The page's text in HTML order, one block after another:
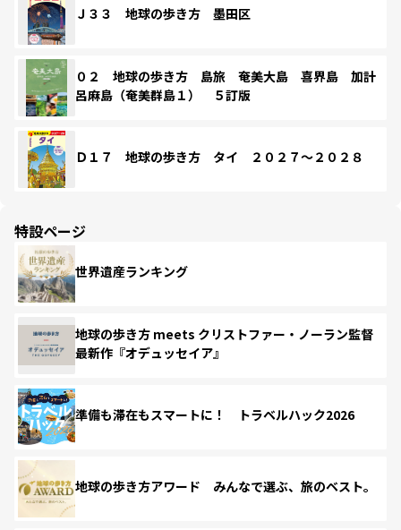
Ｊ３３ 地球の歩き方 墨田区
０２ 地球の歩き方 島旅 奄美大島 喜界島 加計
呂麻島（奄美群島１） ５訂版
Ｄ１７ 地球の歩き方 タイ ２０２７～２０２８
特設ページ
世界遺産ランキング
地球の歩き方 meets クリストファー・ノーラン監督
最新作『オデュッセイア』
準備も滞在もスマートに！ トラベルハック2026
地球の歩き方アワード みんなで選ぶ、旅のベスト。